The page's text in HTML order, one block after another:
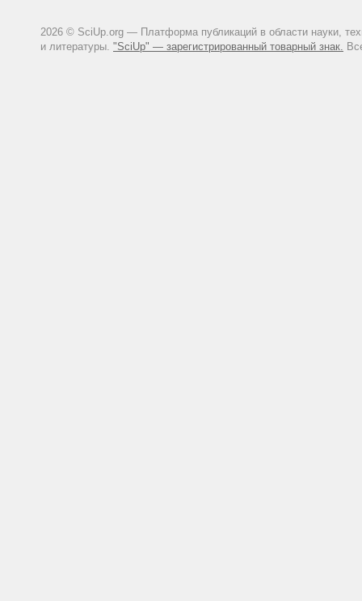
2026 © SciUp.org — Платформа публикаций в области науки,
и литературы. "SciUp" — зарегистрированный товарный знак.